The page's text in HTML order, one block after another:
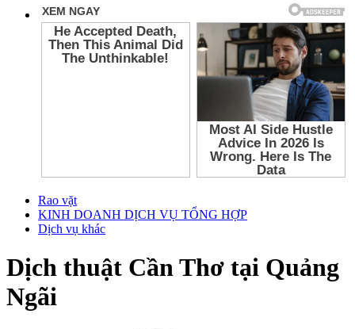
Rao vặt
KINH DOANH DỊCH VỤ TỔNG HỢP
Dịch vụ khác
Dịch thuật Cần Thơ tại Quảng
Ngãi